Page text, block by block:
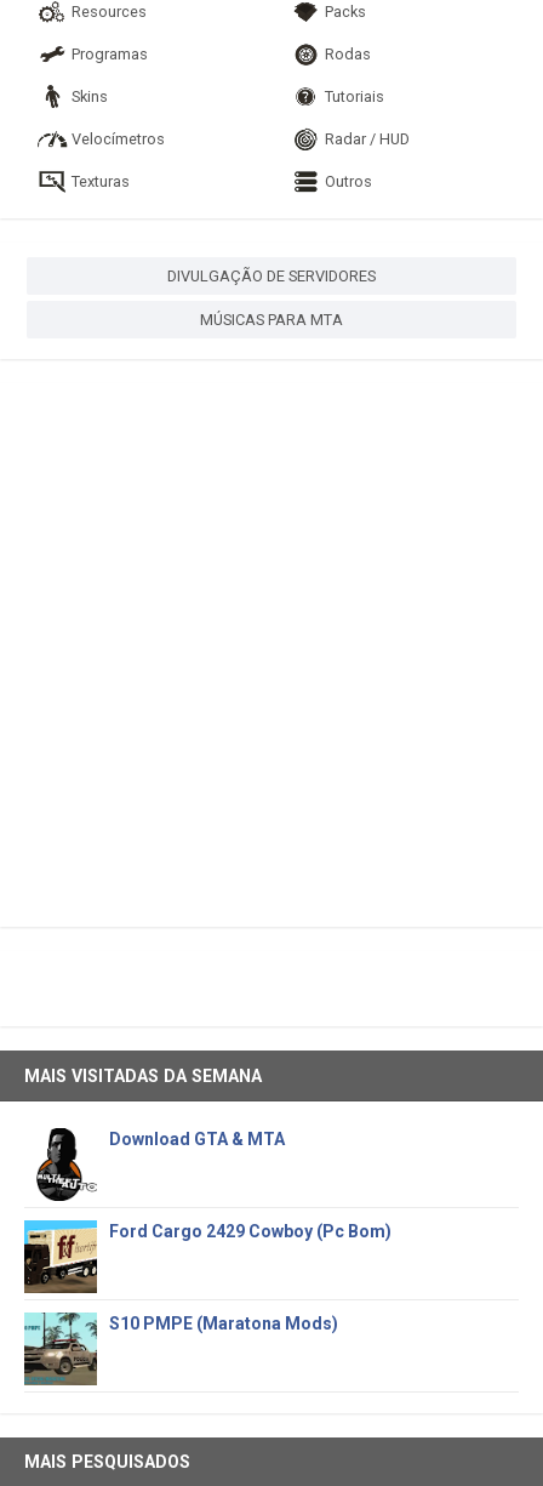
Resources Packs
Programas Rodas
Skins Tutoriais
Velocímetros Radar / HUD
Texturas Outros
DIVULGAÇÃO DE SERVIDORES
MÚSICAS PARA MTA
MAIS VISITADAS DA SEMANA
Download GTA & MTA
Ford Cargo 2429 Cowboy (Pc Bom)
S10 PMPE (Maratona Mods)
MAIS PESQUISADOS